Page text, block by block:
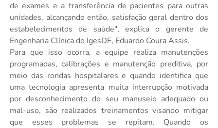
de exames e a transferência de pacientes para outras
unidades, alcançando então, satisfação geral dentro dos
estabelecimentos de saúde", explica o gerente de
Engenharia Clínica do IgesDF, Eduardo Coura Assis.
Para que isso ocorra, a equipe realiza manutenções
programadas, calibrações e manutenção preditiva, por
meio das rondas hospitalares e quando identifica que
uma tecnologia apresenta muita interrupção motivada
por desconhecimento do seu manuseio adequado ou
mal-uso, são realizados treinamentos visando mitigar
que esses problemas se repitam. Quando os